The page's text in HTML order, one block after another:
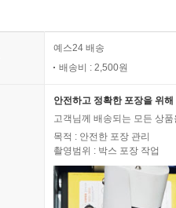
예스24 배송
배송비 : 2,500원
안전하고 정확한 포장을 위
고객님께 배송되는 모든 상
목적 : 안전한 포장 관리
촬영범위 : 박스 포장 작업